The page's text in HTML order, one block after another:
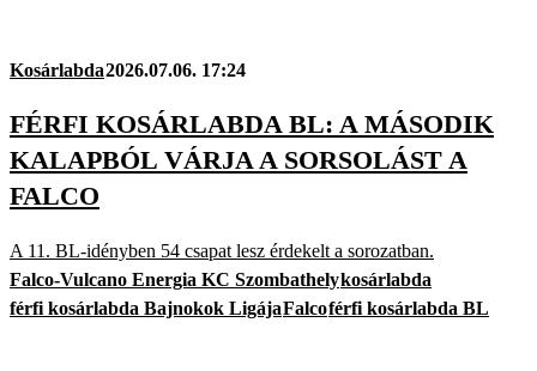
Kosárlabda2026.07.06. 17:24
FÉRFI KOSÁRLABDA BL: A MÁSODIK
KALAPBÓL VÁRJA A SORSOLÁST A
FALCO
A 11. BL-idényben 54 csapat lesz érdekelt a sorozatban.
Falco-Vulcano Energia KC Szombathelykosárlabda
férfi kosárlabda Bajnokok LigájaFalcoférfi kosárlabda BL